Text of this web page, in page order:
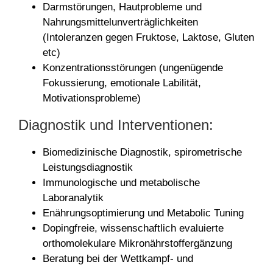
Darmstörungen, Hautprobleme und
Nahrungsmittelunverträglichkeiten
(Intoleranzen gegen Fruktose, Laktose, Gluten
etc)
Konzentrationsstörungen (ungenügende
Fokussierung, emotionale Labilität,
Motivationsprobleme)
Diagnostik und Interventionen:
Biomedizinische Diagnostik, spirometrische
Leistungsdiagnostik
Immunologische und metabolische
Laboranalytik
Enährungsoptimierung und Metabolic Tuning
Dopingfreie, wissenschaftlich evaluierte
orthomolekulare Mikronährstoffergänzung
Beratung bei der Wettkampf- und